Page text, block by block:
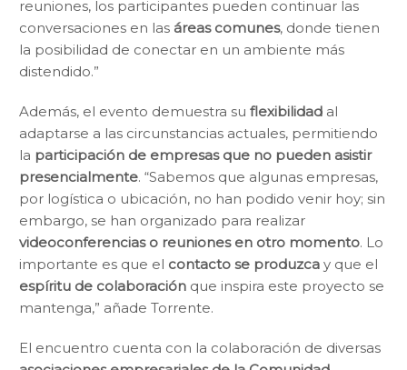
reuniones, los participantes pueden continuar las
conversaciones en las áreas comunes, donde tienen
la posibilidad de conectar en un ambiente más
distendido.”
Además, el evento demuestra su flexibilidad al
adaptarse a las circunstancias actuales, permitiendo
la participación de empresas que no pueden asistir
presencialmente. “Sabemos que algunas empresas,
por logística o ubicación, no han podido venir hoy; sin
embargo, se han organizado para realizar
videoconferencias o reuniones en otro momento. Lo
importante es que el contacto se produzca y que el
espíritu de colaboración que inspira este proyecto se
mantenga,” añade Torrente.
El encuentro cuenta con la colaboración de diversas